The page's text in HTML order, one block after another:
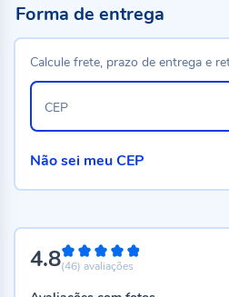
4.896%
(46) avaliações
Forma de entrega
Calcule frete, prazo de entrega e
CEP
Não sei meu CEP